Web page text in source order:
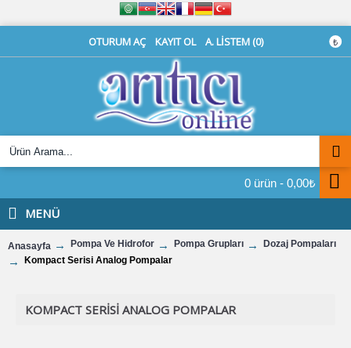
₺
OTURUM AÇ KAYIT OL A. LISTEM (0)
0 ürün - 0,00₺
MENÜ
Anasayfa Pompa Ve Hidrofor Pompa Grupları
Dozaj Pompaları
Kompact Serisi Analog Pompalar
KOMPACT SERISI ANALOG POMPALAR